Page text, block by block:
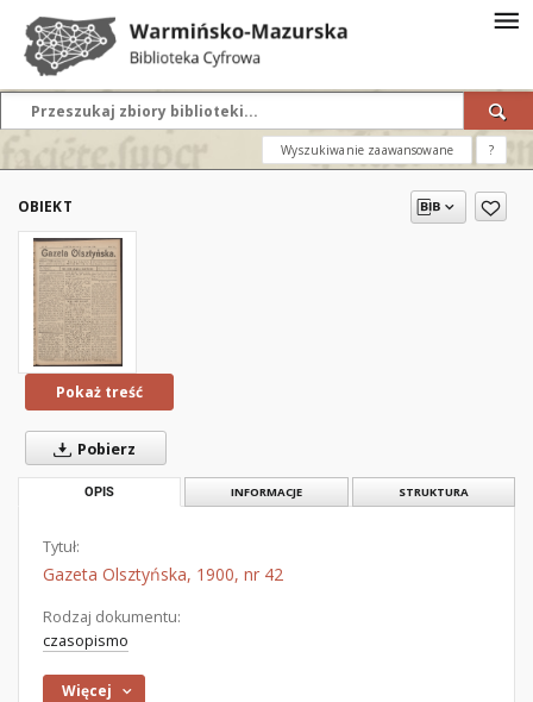
Wyszukiwanie zaawansowane ?
OBIEKT
Pokaż treść
Pobierz
OPIS INFORMACJE STRUKTURA
Tytuł:
Gazeta Olsztyńska, 1900, nr 42
Rodzaj dokumentu:
czasopismo
Więcej